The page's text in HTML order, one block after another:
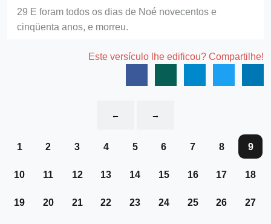
29 E foram todos os dias de Noé novecentos e
cinqüenta anos, e morreu.
Este versículo lhe edificou? Compartilhe!
← →
1 2 3 4 5 6 7 8 9
10 11 12 13 14 15 16 17 18
19 20 21 22 23 24 25 26 27